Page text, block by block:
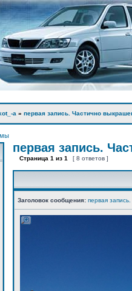
а » первая запись. Частично
первая запись.
Страница 1 из 1 [ 8 ответов ]
Заголовок сообщения: первая